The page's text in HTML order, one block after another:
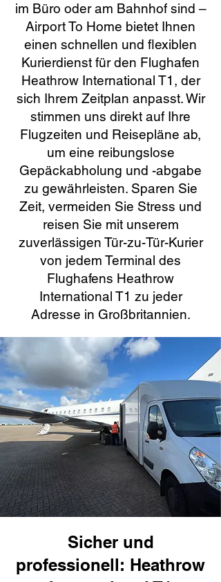
im Büro oder am Bahnhof sind –
Airport To Home bietet Ihnen
einen schnellen und flexiblen
Kurierdienst für den Flughafen
Heathrow International T1, der
sich Ihrem Zeitplan anpasst. Wir
stimmen uns direkt auf Ihre
Flugzeiten und Reisepläne ab,
um eine reibungslose
Gepäckabholung und -abgabe
zu gewährleisten. Sparen Sie
Zeit, vermeiden Sie Stress und
reisen Sie mit unserem
zuverlässigen Tür-zu-Tür-Kurier
von jedem Terminal des
Flughafens Heathrow
International T1 zu jeder
Adresse in Großbritannien.
Sicher und
professionell: Heathrow